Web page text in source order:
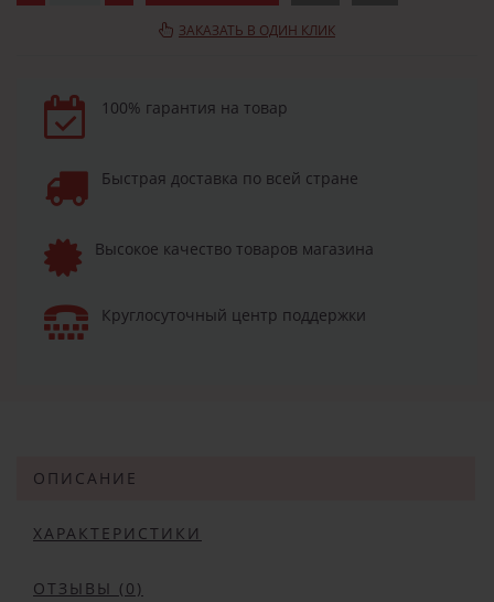
ЗАКАЗАТЬ В ОДИН КЛИК
100% гарантия на товар
Быстрая доставка по всей стране
Высокое качество товаров магазина
Круглосуточный центр поддержки
ОПИСАНИЕ
ХАРАКТЕРИСТИКИ
ОТЗЫВЫ (0)